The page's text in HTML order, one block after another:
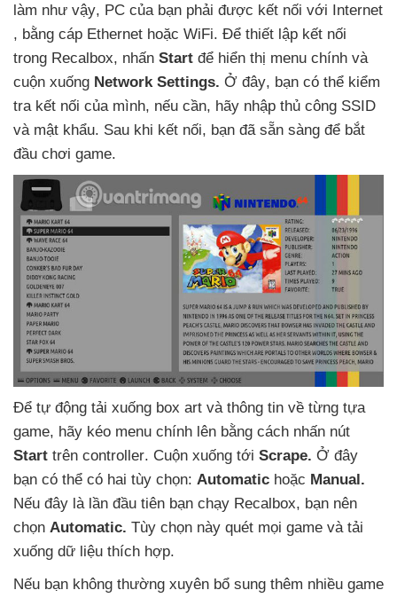
làm như vậy, PC của bạn phải được kết nối với Internet
, bằng cáp Ethernet hoặc WiFi. Để thiết lập kết nối
trong Recalbox, nhấn Start để hiển thị menu chính và
cuộn xuống Network Settings. Ở đây, bạn có thể kiểm
tra kết nối của mình, nếu cần, hãy nhập thủ công SSID
và mật khẩu. Sau khi kết nối, bạn đã sẵn sàng để bắt
đầu chơi game.
Để tự động tải xuống box art và thông tin về từng tựa
game, hãy kéo menu chính lên bằng cách nhấn nút
Start trên controller. Cuộn xuống tới Scrape. Ở đây
bạn có thể có hai tùy chọn: Automatic hoặc Manual.
Nếu đây là lần đầu tiên bạn chạy Recalbox, bạn nên
chọn Automatic. Tùy chọn này quét mọi game và tải
xuống dữ liệu thích hợp.
Nếu bạn không thường xuyên bổ sung thêm nhiều game